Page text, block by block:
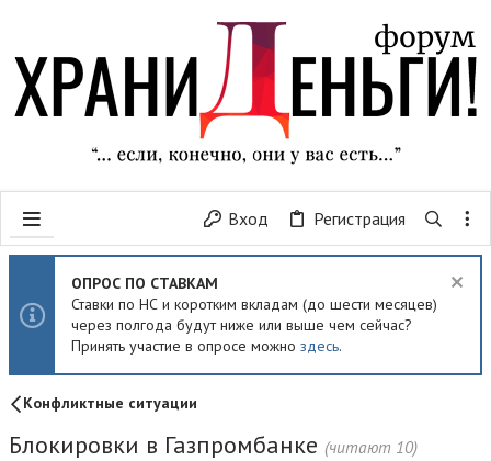
Вход Регистрация
ОПРОС ПО СТАВКАМ
Ставки по НС и коротким вкладам (до шести месяцев)
через полгода будут ниже или выше чем сейчас?
Принять участие в опросе можно здесь.
Конфликтные ситуации
Блокировки в Газпромбанке (читают 10)